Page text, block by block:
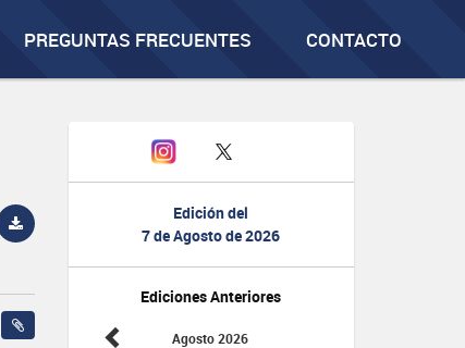
PREGUNTAS FRECUENTES CONTACTO
Edición del
7 de Agosto de 2026
Ediciones Anteriores
Agosto 2026